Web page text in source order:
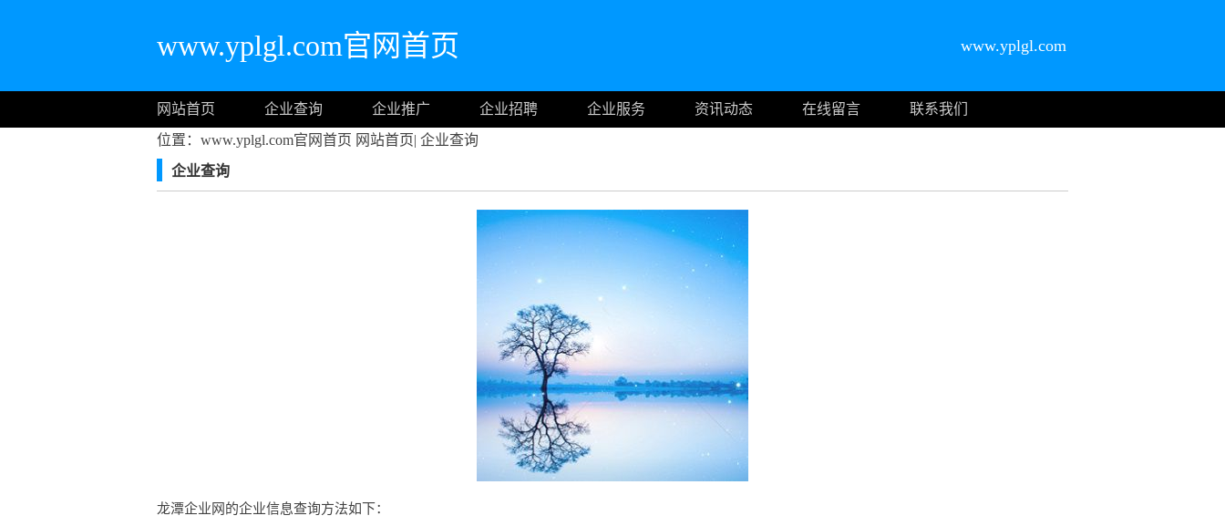
www.yplgl.com官网首页 www.yplgl.com
网站首页 企业查询 企业推广 企业招聘 企业服务 资讯动态 在线留言
联系我们
位置：www.yplgl.com官网首页 网站首页| 企业查询
企业查询
龙潭企业网的企业信息查询方法如下：